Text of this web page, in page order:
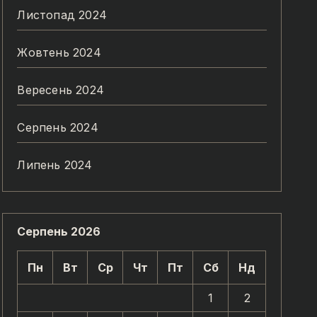
Листопад 2024
Жовтень 2024
Вересень 2024
Серпень 2024
Липень 2024
Серпень 2026
Пн Вт Ср Чт Пт Сб Нд
1
2